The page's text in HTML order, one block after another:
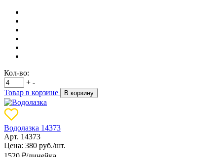
Кол-во:
+ -
Товар в корзине
В корзину
Водолазка 14373
Арт. 14373
Цена: 380 руб./шт.